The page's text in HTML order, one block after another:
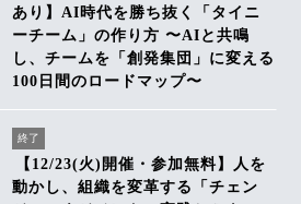
あり】AI時代を勝ち抜く「タイニ
ーチーム」の作り方 〜AIと共鳴
し、チームを「創発集団」に変える
100日間のロードマップ〜
終了
【12/23(火)開催・参加無料】人を
動かし、組織を変革する「チェン